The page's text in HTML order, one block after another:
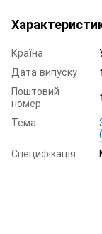
Країна
Дата випуску
Поштовий
номер
Тема
Специфікація